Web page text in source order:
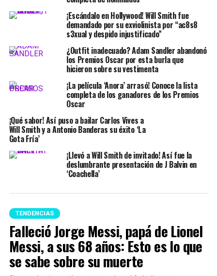
¡Escándalo en Hollywood! Will Smith fue
demandado por su exviolinista por “ac8s8
s3xual y despido injustificado”
¿Outfit inadecuado? Adam Sandler abandonó
los Premios Oscar por esta burla que
hicieron sobre su vestimenta
¡La película ‘Anora’ arrasó! Conoce la lista
completa de los ganadores de los Premios
Oscar
¡Qué sabor! Así puso a bailar Carlos Vives a
Will Smith y a Antonio Banderas su éxito ‘La
Gota Fría’
¡Llevó a Will Smith de invitado! Así fue la
deslumbrante presentación de J Balvin en
‘Coachella’
TENDENCIAS
Falleció Jorge Messi, papá de Lionel
Messi, a sus 68 años: Esto es lo que
se sabe sobre su muerte